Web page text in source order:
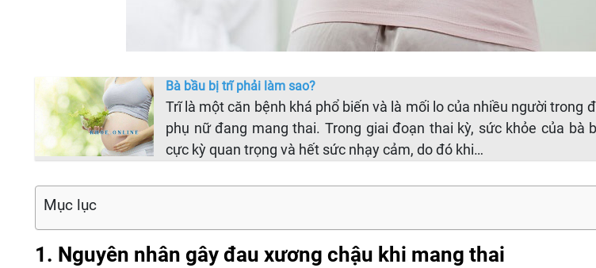
Bà bầu bị trĩ phải làm sao?
Trĩ là một căn bệnh khá phổ biến và là mối lo của nhiều người trong
phụ nữ đang mang thai. Trong giai đoạn thai kỳ, sức khỏe của bà
cực kỳ quan trọng và hết sức nhạy cảm, do đó khi…
Mục lục
1. Nguyên nhân gây đau xương chậu khi mang thai